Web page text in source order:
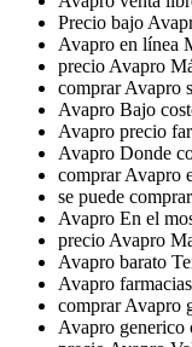
Precio bajo
Avapro en línea
precio Avapro
comprar Avapro
Avapro Bajo
Avapro precio
Avapro Donde
comprar Avapro
se puede
Avapro En el
precio Avapro
Avapro barato
Avapro
comprar Avapro
Avapro generico